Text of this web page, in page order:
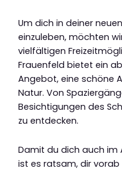
Um dich in deiner
einzuleben, möchten
vielfältigen
Frauenfeld bietet ein
Angebot, eine schöne
Natur. Von
Besichtigungen des
zu entdecken.
Damit du dich auch im
ist es ratsam, dir vorab